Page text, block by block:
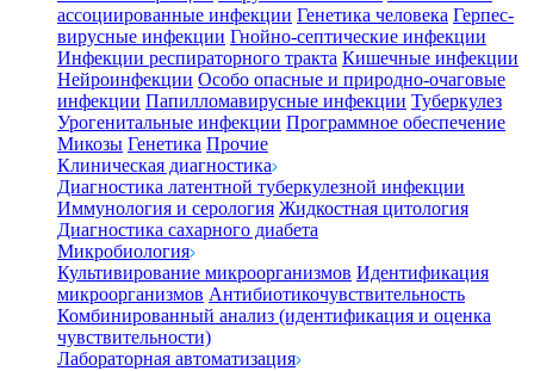
ассоциированные инфекции Генетика человека Герпес-
вирусные инфекции Гнойно-септические инфекции
Инфекции респираторного тракта Кишечные инфекции
Нейроинфекции Особо опасные и природно-очаговые
инфекции Папилломавирусные инфекции Туберкулез
Урогенитальные инфекции Программное обеспечение
Микозы Генетика Прочие
Клиническая диагностика
Диагностика латентной туберкулезной инфекции
Иммунология и серология Жидкостная цитология
Диагностика сахарного диабета
Микробиология
Культивирование микроорганизмов Идентификация
микроорганизмов Антибиотикочувствительность
Комбинированный анализ (идентификация и оценка
чувствительности)
Лабораторная автоматизация